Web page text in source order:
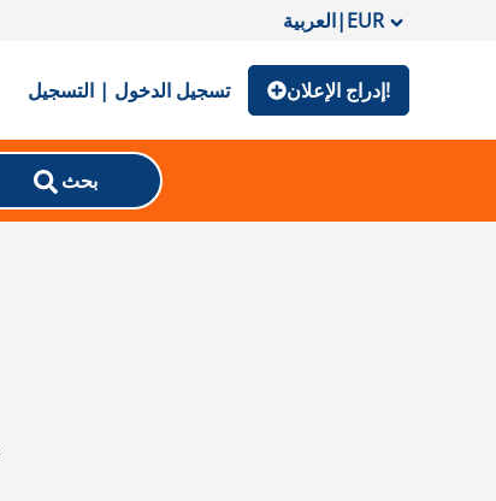
العربية|EUR
تسجيل الدخول | التسجيل إدراج الإعلان!
بحث